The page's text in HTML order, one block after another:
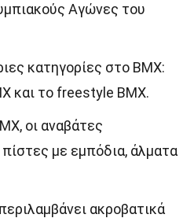
Αγώνες του
κατηγορίες στο BMX:
και το freestyle BMX.
οι αναβάτες
πίστες με εμπόδια, άλματα
ακροβατικά